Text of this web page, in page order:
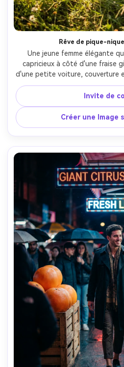
Rêve de pique-
Une jeune femme élégante
capricieux à côté d'une fraise
d'une petite voiture, couverture
en osier, jus de fraise
fleurs sauvages, lumière chaude
prise sur Sony A7IV 50mm
profondeur de champ peu
mais textures photoréalistes,
éditorial, peau ultra-réaliste et
Invite de
Créer une Image